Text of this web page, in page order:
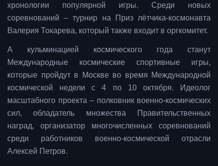
хронологии популярной игры. Среди новых
соревнований – турнир на Приз лётчика-космонавта
Валерия Токарева, который также входит в оргкомитет.
А кульминацией космического года станут
Международные космические спортивные игры,
которые пройдут в Москве во время Международной
космической недели с 4 по 10 октября. Идеолог
масштабного проекта – полковник военно-космических
сил, обладатель множества Правительственных
наград, организатор многочисленных соревнований
среди работников военно-космической отрасли
Алексей Петров.